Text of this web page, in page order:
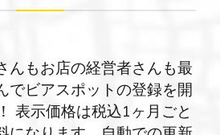
んもお店の経営者さんも最
でビアスポットの登録を開
表示価格は税込1ヶ月ごと